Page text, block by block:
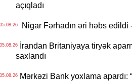
açıqladı
05.08.26Nigar Fərhadın əri həbs edildi
05.08.26İrandan Britaniyaya tiryək
saxlandı
05.08.26Mərkəzi Bank yoxlama apardı: